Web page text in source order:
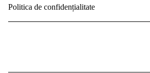
Politica de confidențialitate